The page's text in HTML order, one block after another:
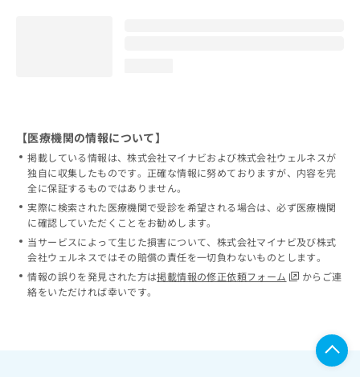
【医療機関の情報について】
掲載している情報は、株式会社マイナビおよび株式会社ウェルネスが
独自に収集したものです。正確な情報に努めておりますが、内容を完
全に保証するものではありません。
実際に検索された医療機関で受診を希望される場合は、必ず医療機関
に確認していただくことをお勧めします。
当サービスによって生じた損害について、株式会社マイナビ及び株式
会社ウェルネスではその賠償の責任を一切負わないものとします。
情報の誤りを発見された方は掲載情報の修正依頼フォーム
からご連
絡をいただければ幸いです。